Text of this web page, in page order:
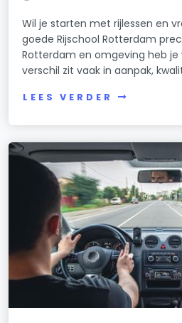
Wil je starten met rijlessen en
goede Rijschool Rotterdam
Rotterdam en omgeving heb je
verschil zit vaak in aanpak,
LEES VERDER